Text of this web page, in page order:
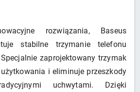
rozwiązania, Baseus
stabilne trzymanie telefonu
zaprojektowany trzymak
i eliminuje przeszkody
uchwytami. Dzięki